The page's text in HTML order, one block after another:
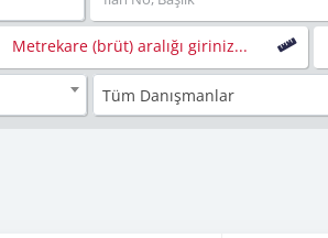
Metrekare (brüt) aralığı giriniz...
Tüm Danışmanlar